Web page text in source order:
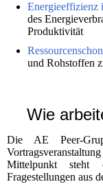
Energieeffizienz
des
Produktivität
und Rohstoffen
Wie
Die AE Peer-
Mittelpunkt steht
Fragestellungen aus